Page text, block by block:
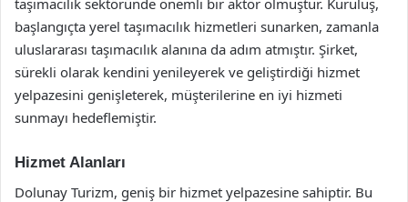
taşımacılık sektöründe önemli bir aktör olmuştur. Kuruluş,
başlangıçta yerel taşımacılık hizmetleri sunarken, zamanla
uluslararası taşımacılık alanına da adım atmıştır. Şirket,
sürekli olarak kendini yenileyerek ve geliştirdiği hizmet
yelpazesini genişleterek, müşterilerine en iyi hizmeti
sunmayı hedeflemiştir.
Hizmet Alanları
Dolunay Turizm, geniş bir hizmet yelpazesine sahiptir. Bu